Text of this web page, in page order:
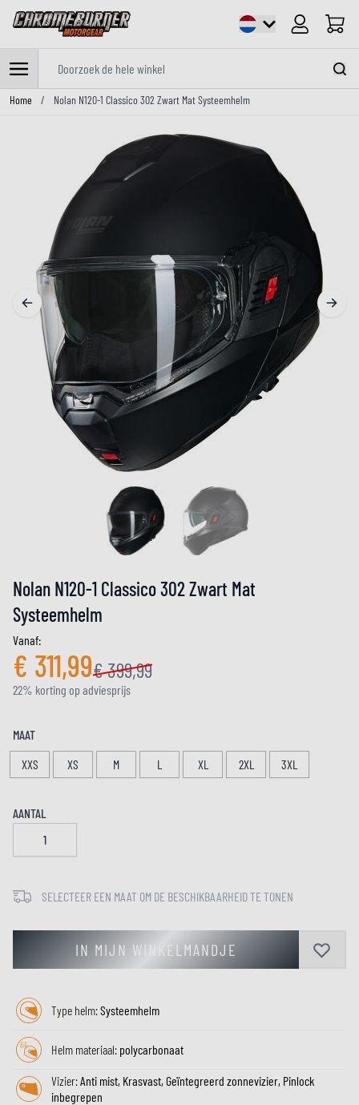
Cart
Ga naar de inhoud
Home / Nolan N120-1 Classico 302 Zwart Mat Systeemhelm
Nolan N120-1 Classico 302 Zwart Mat
Systeemhelm
Vanaf:
€ 311,99€ 399,99
22% korting op adviesprijs
MAAT
XXS
XS M L XL 2XL 3XL
AANTAL
SELECTEER EEN MAAT OM DE BESCHIKBAARHEID TE TONEN
IN MIJN WINKELMANDJE
Type helm:Systeemhelm
Helm materiaal: polycarbonaat
Vizier:Anti mist, Krasvast, Geïntegreerd zonnevizier, Pinlock
inbegrepen